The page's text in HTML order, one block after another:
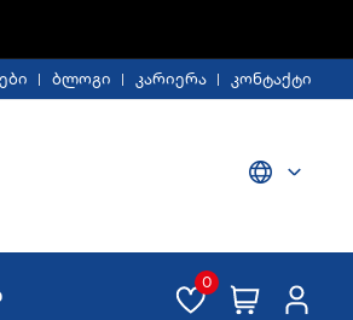
ბლოგი კარიერა კონტაქტი
0